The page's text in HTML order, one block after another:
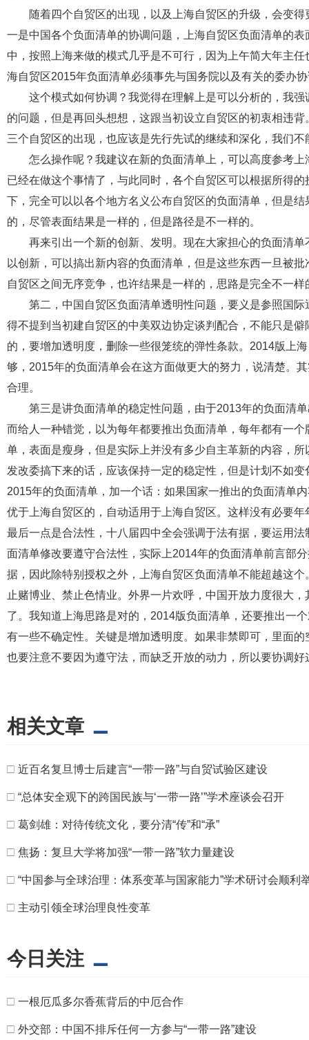
随着四个自贸区的出现，以及上海自贸区的升级，会变得
一是中国各个负面清单的协调问题，上海自贸区负面清单的
中，按照上海来做的模式几乎是不可行，因为上午简大年主
海自贸区2015年负面清单必须事先与国务院以及有关的委办
这个模式如何协调？我觉得在理解上是可以分析的，我强
的问题，但是再回头想想，这跟当初设立自贸区的初衷相违
三个自贸区的出现，也应该是先行先试的继续和深化，我们
怎么操作呢？我建议在新的负面清单上，可以高度参考上
已经在做这个事情了，与此同时，各个自贸区可以根据所得
下，完全可以以各个地方名义公布自贸区的负面清单，但是
的，尽管表面结果是一样的，但是路径是不一样的。
再来引出一个新的创新、发明。现在大家担心的负面清单
以创新，可以搞出新内容的负面清单，但是这些东西一旦被
自贸区之间无序竞争，也许结果是一样的，思路是完全不一样
第二，中国自贸区负面清单透明性问题，要义是参照国际
得不提到当初建自贸区的中美双边协定谈判配合，不能只是
的，要增加透明度，删除一些很笼统的弹性条款。2014版上
够，2015年的负面清单会在这方面做更大的努力，说清楚。
合理。
第三是讲负面清单的稳定性问题，由于2013年的负面清单
而给人一种错觉，以为每年都要推出负面清单，每年都有一
单，表面是瘦身，但是实际上并没有多少自主革新的内容，
发改委搞下来的话，应该保持一定的稳定性，但是计划不如
2015年的负面清单，加一个话：如果国家一推出的负面清单
优于上海自贸区的，自动适用于上海自贸区。这样没有必要年
最后一点是合法性，十八届四中全会强调于法有据，要运用
面清单修改要遵守合法性，实际上2014年的负面清单前言部
据，因此除特别授权之外，上海自贸区负面清单不能超越这
止赌博业、禁止色情业。外界一片欢呼，中国开放力度很大
了。我知道上海思路是对的，2014版负面清单，还要推出一
有一些不确定性。关键是增加透明度。如果非禁即可，里面
也要注意不要因为遵守法，而缺乏开放的动力，所以要协调
相关文章
□ 近百名复旦博士后建言“一带一路”与自贸试验区建设
□ “总体安全观下的跨国民族与‘一带一路’”学术座谈会召开
□ 葛剑雄：对待传统文化，要分清“传”和“承”
□ 焦扬：复旦大学将加强“一带一路”软力量建设
□ “中国参与全球治理：体系变革与国家能力”学术研讨会顺利
□ 主动引领全球治理良性变革
今日关注
□ 一根厄瓜多尔香蕉背后的中厄合作
□ 外交部：中国不排斥任何一方参与“一带一路”建设